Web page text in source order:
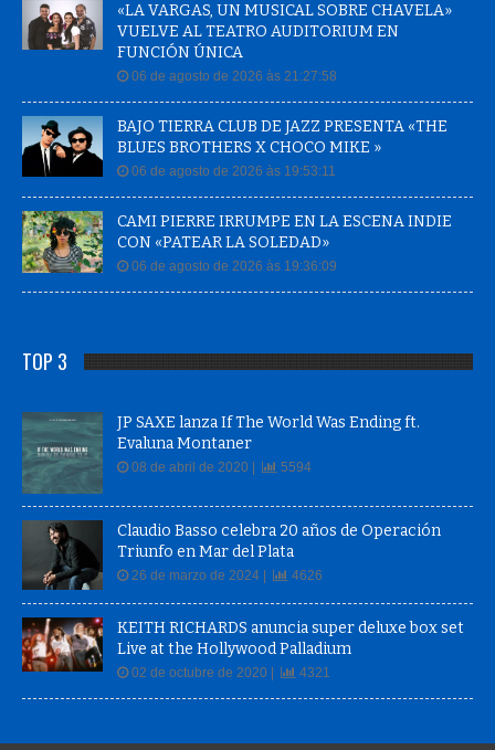
«LA VARGAS, UN MUSICAL SOBRE CHAVELA»
VUELVE AL TEATRO AUDITORIUM EN
FUNCIÓN ÚNICA
06 de agosto de 2026 às 21:27:58
BAJO TIERRA CLUB DE JAZZ PRESENTA «THE
BLUES BROTHERS X CHOCO MIKE »
06 de agosto de 2026 às 19:53:11
CAMI PIERRE IRRUMPE EN LA ESCENA INDIE
CON «PATEAR LA SOLEDAD»
06 de agosto de 2026 às 19:36:09
TOP 3
JP SAXE lanza If The World Was Ending ft.
Evaluna Montaner
08 de abril de 2020 | 5594
Claudio Basso celebra 20 años de Operación
Triunfo en Mar del Plata
26 de marzo de 2024 | 4626
KEITH RICHARDS anuncia super deluxe box set
Live at the Hollywood Palladium
02 de octubre de 2020 | 4321